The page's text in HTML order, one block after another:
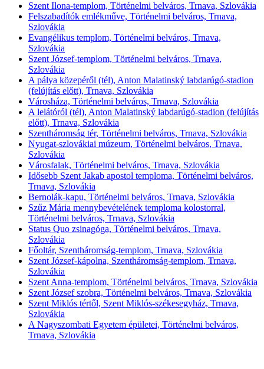
Szent Ilona-templom, Történelmi belváros, Trnava, Szlovákia
Felszabadítók emlékműve, Történelmi belváros, Trnava,
Szlovákia
Evangélikus templom, Történelmi belváros, Trnava,
Szlovákia
Szent József-templom, Történelmi belváros, Trnava,
Szlovákia
A pálya közepéről (tél), Anton Malatinský labdarúgó-stadion
(felújítás előtt), Trnava, Szlovákia
Városháza, Történelmi belváros, Trnava, Szlovákia
A lelátóról (tél), Anton Malatinský labdarúgó-stadion (felújítás
előtt), Trnava, Szlovákia
Szentháromság tér, Történelmi belváros, Trnava, Szlovákia
Nyugat-szlovákiai múzeum, Történelmi belváros, Trnava,
Szlovákia
Városfalak, Történelmi belváros, Trnava, Szlovákia
Idősebb Szent Jakab apostol temploma, Történelmi belváros,
Trnava, Szlovákia
Bernolák-kapu, Történelmi belváros, Trnava, Szlovákia
Szűz Mária mennybevételének temploma kolostorral,
Történelmi belváros, Trnava, Szlovákia
Status Quo zsinagóga, Történelmi belváros, Trnava,
Szlovákia
Főoltár, Szentháromság-templom, Trnava, Szlovákia
Szent József-kápolna, Szentháromság-templom, Trnava,
Szlovákia
Szent Anna-templom, Történelmi belváros, Trnava, Szlovákia
Szent József szobra, Történelmi belváros, Trnava, Szlovákia
Szent Miklós tértől, Szent Miklós-székesegyház, Trnava,
Szlovákia
A Nagyszombati Egyetem épületei, Történelmi belváros,
Trnava, Szlovákia